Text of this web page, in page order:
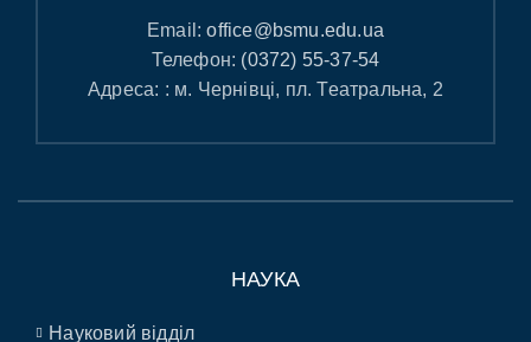
Email:office@bsmu.edu.ua
Телефон: (0372) 55-37-54
Адреса: : м. Чернівці, пл. Театральна, 2
НАУКА
Науковий відділ